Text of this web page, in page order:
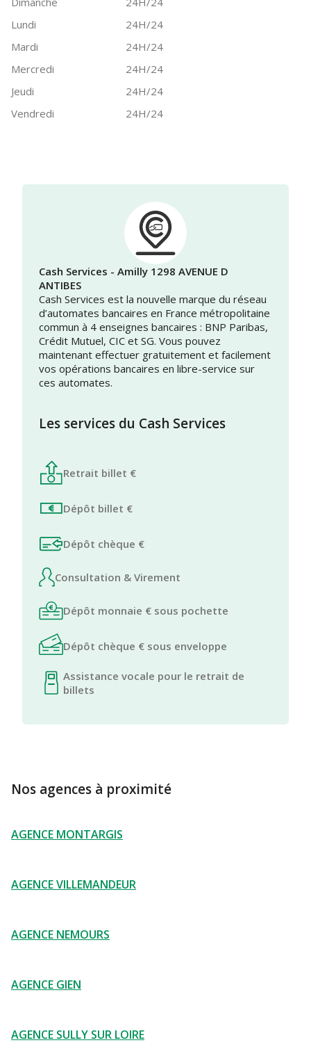
Lundi
24H/24
Mardi
24H/24
Mercredi
24H/24
Jeudi
24H/24
Vendredi
24H/24
Cash Services - Amilly 1298 AVENUE D
ANTIBES
Cash Services est la nouvelle marque du réseau
d’automates bancaires en France métropolitaine
commun à 4 enseignes bancaires : BNP Paribas,
Crédit Mutuel, CIC et SG. Vous pouvez
maintenant effectuer gratuitement et facilement
vos opérations bancaires en libre-service sur
ces automates.
Les services du Cash Services
Retrait billet €
Dépôt billet €
Dépôt chèque €
Consultation & Virement
Dépôt monnaie € sous pochette
Dépôt chèque € sous enveloppe
Assistance vocale pour le retrait de
billets
Nos agences à proximité
AGENCE MONTARGIS
AGENCE VILLEMANDEUR
AGENCE NEMOURS
AGENCE GIEN
AGENCE SULLY SUR LOIRE